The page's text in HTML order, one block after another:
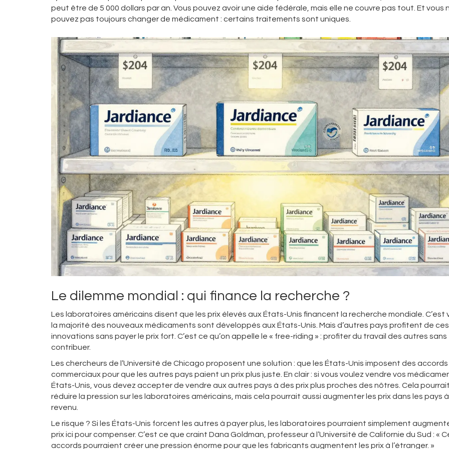
peut être de 5 000 dollars par an. Vous pouvez avoir une aide fédérale, mais elle ne couvre pas tout. Et vous
pouvez pas toujours changer de médicament : certains traitements sont uniques.
Le dilemme mondial : qui finance la recherche ?
Les laboratoires américains disent que les prix élevés aux États-Unis financent la recherche mondiale. C’est
la majorité des nouveaux médicaments sont développés aux États-Unis. Mais d’autres pays profitent de ces
innovations sans payer le prix fort. C’est ce qu’on appelle le « free-riding » : profiter du travail des autres sans
contribuer.
Les chercheurs de l’Université de Chicago proposent une solution : que les États-Unis imposent des accords
commerciaux pour que les autres pays paient un prix plus juste. En clair : si vous voulez vendre vos
États-Unis, vous devez accepter de vendre aux autres pays à des prix plus proches des nôtres. Cela
réduire la pression sur les laboratoires américains, mais cela pourrait aussi augmenter les prix dans les pays
revenu.
Le risque ? Si les États-Unis forcent les autres à payer plus, les laboratoires pourraient simplement
prix ici pour compenser. C’est ce que craint Dana Goldman, professeur à l’Université de Californie du Sud : «
accords pourraient créer une pression énorme pour que les fabricants augmentent les prix à l’étranger. »